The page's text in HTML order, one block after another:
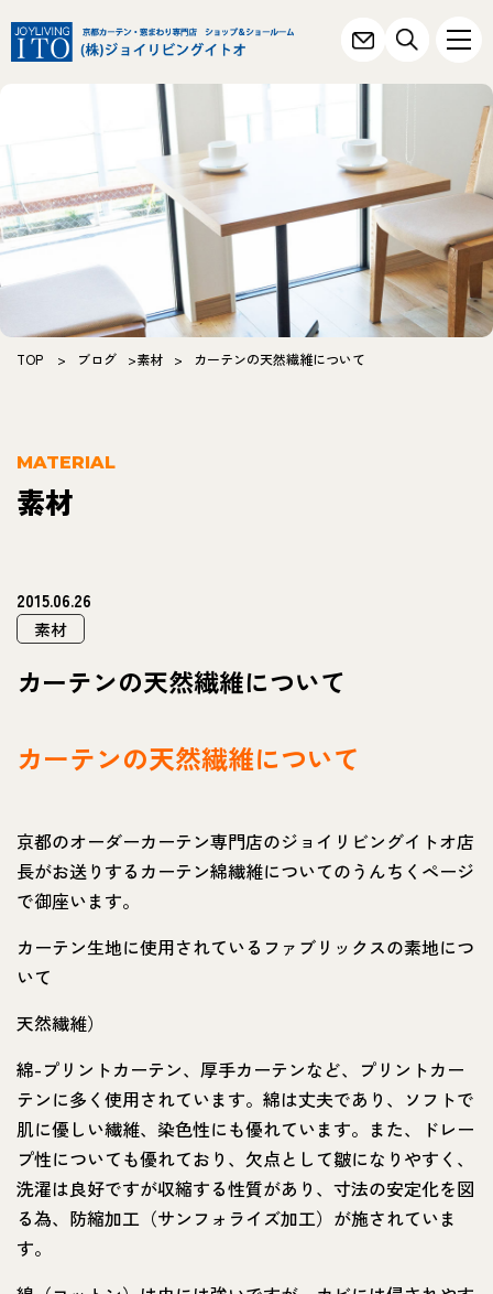
TOP > ブログ >素材 > カーテンの天然繊維について
MATERIAL
素材
2015.06.26
素材
カーテンの天然繊維について
カーテンの天然繊維について
京都のオーダーカーテン専門店のジョイリビングイトオ店
長がお送りするカーテン綿繊維についてのうんちくページ
で御座います。
カーテン生地に使用されているファブリックスの素地につ
いて
天然繊維）
綿-プリントカーテン、厚手カーテンなど、プリントカー
テンに多く使用されています。綿は丈夫であり、ソフトで
肌に優しい繊維、染色性にも優れています。また、ドレー
プ性についても優れており、欠点として皺になりやすく、
洗濯は良好ですが収縮する性質があり、寸法の安定化を図
る為、防縮加工（サンフォライズ加工）が施されていま
す。